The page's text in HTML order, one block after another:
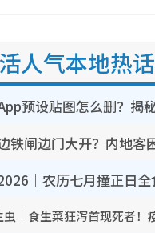
人气本地热话